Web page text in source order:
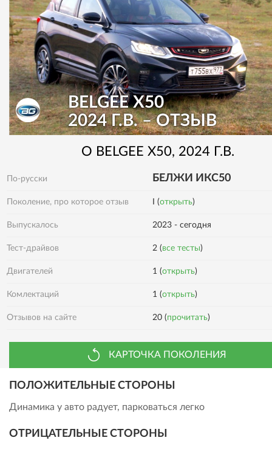
BELGEE X50
2024 Г.В. – ОТЗЫВ
О BELGEE X50, 2024 Г.В.
По-русски БЕЛЖИ ИКС50
Поколение, про которое отзыв I (открыть)
Выпускалось 2023 - сегодня
Тест-драйвов 2 (все тесты)
Двигателей 1 (открыть)
Комлектаций 1 (открыть)
Отзывов на сайте 20 (прочитать)
КАРТОЧКА ПОКОЛЕНИЯ
ПОЛОЖИТЕЛЬНЫЕ СТОРОНЫ
Динамика у авто радует, парковаться легко
ОТРИЦАТЕЛЬНЫЕ СТОРОНЫ